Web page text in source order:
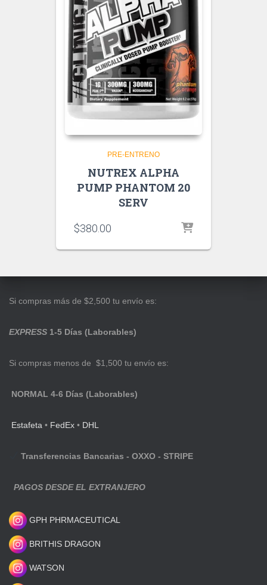
PRE-ENTRENO
NUTREX ALPHA
PUMP PHANTOM 20
SERV
$380.00
Si compras más de $2,500 tu envío es:
EXPRESS 1-5 Días (Laborables)
Si compras menos de $1,500 tu envío es:
NORMAL 4-6 Días (Laborables)
Estafeta • FedEx • DHL
Transferencias Bancarias - OXXO - STRIPE
PAGOS DESDE EL EXTRANJERO
GPH PHRMACEUTICAL
BRITHIS DRAGON
WATSON